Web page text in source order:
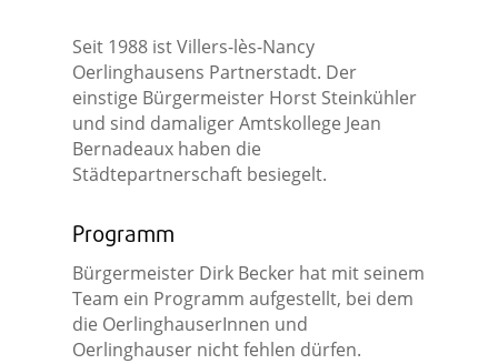
Seit 1988 ist Villers-lès-Nancy
Oerlinghausens Partnerstadt. Der
einstige Bürgermeister Horst Steinkühler
und sind damaliger Amtskollege Jean
Bernadeaux haben die
Städtepartnerschaft besiegelt.
Programm
Bürgermeister Dirk Becker hat mit seinem
Team ein Programm aufgestellt, bei dem
die OerlinghauserInnen und
Oerlinghauser nicht fehlen dürfen.